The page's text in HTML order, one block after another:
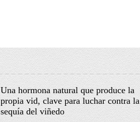
Una hormona natural que produce la
propia vid, clave para luchar contra la
sequía del viñedo